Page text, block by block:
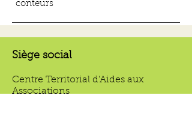
conteurs
Siège social
Centre Territorial d'Aides aux
Associations